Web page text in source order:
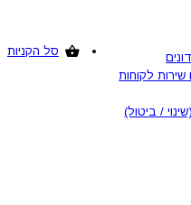
סל הקניות
לקוחות
/ ביטול)